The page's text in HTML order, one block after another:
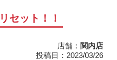
セット！！
店舗： 関内店
投稿日：2023/03/26